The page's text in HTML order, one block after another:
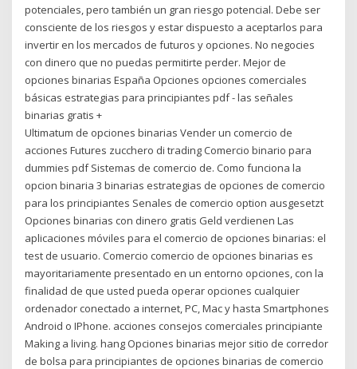
potenciales, pero también un gran riesgo potencial. Debe ser
consciente de los riesgos y estar dispuesto a aceptarlos para
invertir en los mercados de futuros y opciones. No negocies
con dinero que no puedas permitirte perder. Mejor de
opciones binarias España Opciones opciones comerciales
básicas estrategias para principiantes pdf - las señales
binarias gratis +
Ultimatum de opciones binarias Vender un comercio de
acciones Futures zucchero di trading Comercio binario para
dummies pdf Sistemas de comercio de. Como funciona la
opcion binaria 3 binarias estrategias de opciones de comercio
para los principiantes Senales de comercio option ausgesetzt
Opciones binarias con dinero gratis Geld verdienen Las
aplicaciones móviles para el comercio de opciones binarias: el
test de usuario. Comercio comercio de opciones binarias es
mayoritariamente presentado en un entorno opciones, con la
finalidad de que usted pueda operar opciones cualquier
ordenador conectado a internet, PC, Mac y hasta Smartphones
Android o IPhone. acciones consejos comerciales principiante
Making a living. hang Opciones binarias mejor sitio de corredor
de bolsa para principiantes de opciones binarias de comercio